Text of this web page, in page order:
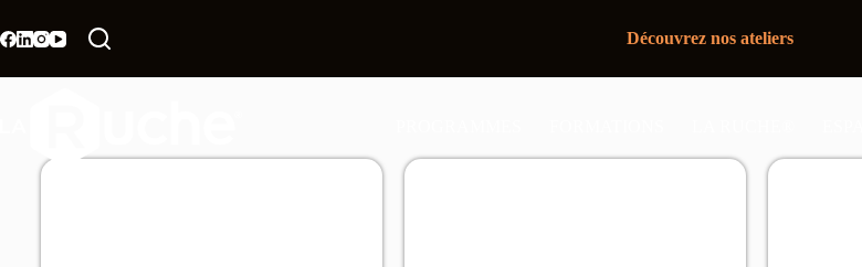
Découvrez nos ateliers